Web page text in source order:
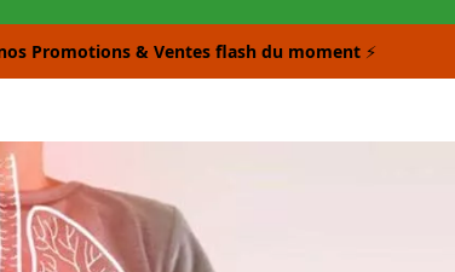
Promotions & Ventes flash du moment ⚡